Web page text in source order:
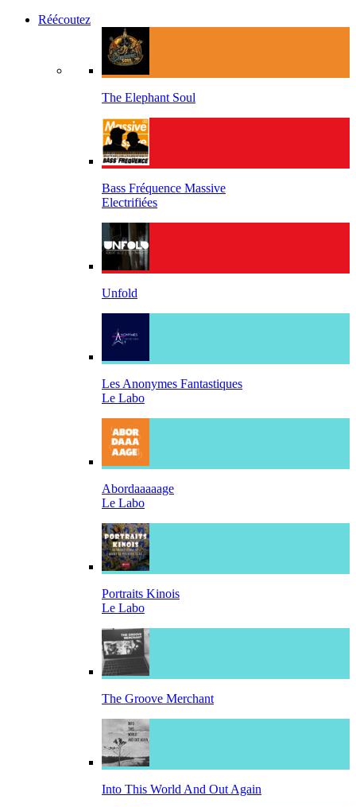
Réécoutez
The Elephant Soul
Bass Fréquence Massive
Electrifiées
Unfold
Les Anonymes Fantastiques
Le Labo
Abordaaaaage
Le Labo
Portraits Kinois
Le Labo
The Groove Merchant
Into This World And Out Again